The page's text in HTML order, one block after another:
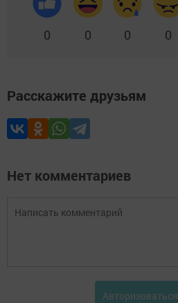
0 0 0 0
Расскажите друзьям
Нет комментариев
Авторизоваться